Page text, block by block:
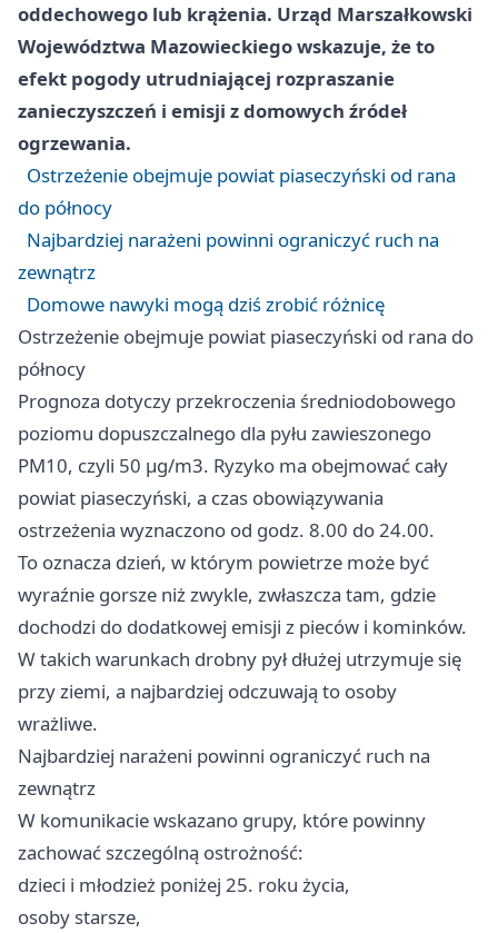
oddechowego lub krążenia. Urząd Marszałkowski
Województwa Mazowieckiego wskazuje, że to
efekt pogody utrudniającej rozpraszanie
zanieczyszczeń i emisji z domowych źródeł
ogrzewania.
Ostrzeżenie obejmuje powiat piaseczyński od rana
do północy
Najbardziej narażeni powinni ograniczyć ruch na
zewnątrz
Domowe nawyki mogą dziś zrobić różnicę
Ostrzeżenie obejmuje powiat piaseczyński od rana do
północy
Prognoza dotyczy przekroczenia średniodobowego
poziomu dopuszczalnego dla pyłu zawieszonego
PM10, czyli 50 µg/m3. Ryzyko ma obejmować cały
powiat piaseczyński, a czas obowiązywania
ostrzeżenia wyznaczono od godz. 8.00 do 24.00.
To oznacza dzień, w którym powietrze może być
wyraźnie gorsze niż zwykle, zwłaszcza tam, gdzie
dochodzi do dodatkowej emisji z pieców i kominków.
W takich warunkach drobny pył dłużej utrzymuje się
przy ziemi, a najbardziej odczuwają to osoby
wrażliwe.
Najbardziej narażeni powinni ograniczyć ruch na
zewnątrz
W komunikacie wskazano grupy, które powinny
zachować szczególną ostrożność:
dzieci i młodzież poniżej 25. roku życia,
osoby starsze,